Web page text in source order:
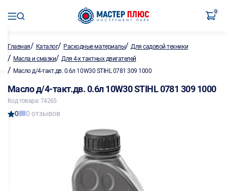
0
Главная/ Каталог/ Расходные материалы/Для садовой техники
/ Масла и смазки/Для 4-х тактных двигателей
/ Масло д/4-такт.дв. 0.6л 10W30 STIHL 0781 309 1000
Масло д/4-такт.дв. 0.6л 10W30 STIHL 0781 309 1000
Код товара: 74265
0 0 отзывов